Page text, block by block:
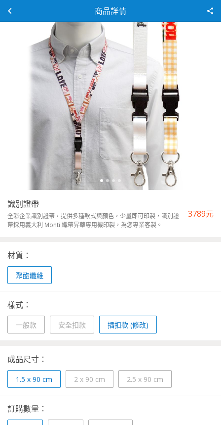
商品詳情
識別證帶
全彩企業識別證帶，提供多種款式與顏色，少量即可印製，識別證
帶採用義大利 Monti 織帶昇華專用機印製，為您專業客製。
3789元
材質：
聚酯纖維
樣式：
一般款 安全扣款 插扣款 (修改)
成品尺寸：
1.5 x 90 cm 2 x 90 cm 2.5 x 90 cm
訂購數量：